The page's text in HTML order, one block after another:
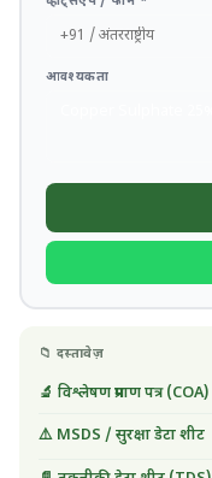
आवश्यकता
📁 दस्तावेज़
🔬 विश्लेषण प्रमाण पत्र (COA)
⚠️ MSDS / सुरक्षा डेटा शीट